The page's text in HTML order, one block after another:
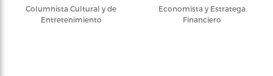
Columnista Cultural y de
Entretenimiento
Economista y Estratega
Financiero